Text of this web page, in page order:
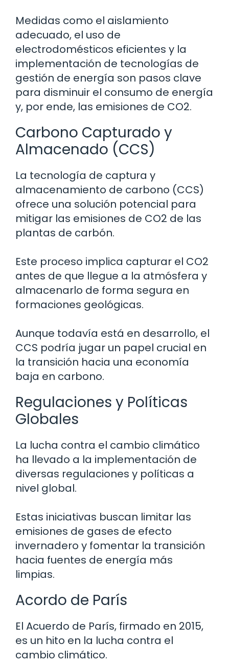
Medidas como el aislamiento
adecuado, el uso de
electrodomésticos eficientes y la
implementación de tecnologías de
gestión de energía son pasos clave
para disminuir el consumo de energía
y, por ende, las emisiones de CO2.
Carbono Capturado y
Almacenado (CCS)
La tecnología de captura y
almacenamiento de carbono (CCS)
ofrece una solución potencial para
mitigar las emisiones de CO2 de las
plantas de carbón.
Este proceso implica capturar el CO2
antes de que llegue a la atmósfera y
almacenarlo de forma segura en
formaciones geológicas.
Aunque todavía está en desarrollo, el
CCS podría jugar un papel crucial en
la transición hacia una economía
baja en carbono.
Regulaciones y Políticas
Globales
La lucha contra el cambio climático
ha llevado a la implementación de
diversas regulaciones y políticas a
nivel global.
Estas iniciativas buscan limitar las
emisiones de gases de efecto
invernadero y fomentar la transición
hacia fuentes de energía más
limpias.
Acordo de París
El Acuerdo de París, firmado en 2015,
es un hito en la lucha contra el
cambio climático.